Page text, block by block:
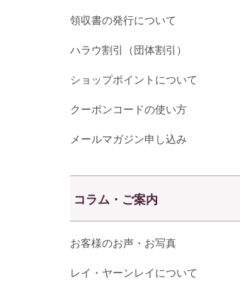
領収書の発行について
ハラウ割引（団体割引）
ショップポイントについて
クーポンコードの使い方
メールマガジン申し込み
コラム・ご案内
お客様のお声・お写真
レイ・ヤーンレイについて